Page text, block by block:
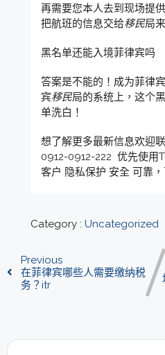
再需要您本人去到现场提
把航班的信息交给移民局
黑名单还能入境菲律宾吗
答案是不能的！成为菲律
宾移民局的系统上，这个
单洗白！
想了解更多最新信息欢迎
0912-0912-222 优先使用
客户 隐私保护 安全 可靠
Category : Uncategorized
Previous
在菲律宾哪些人需要缴纳税
务？itr